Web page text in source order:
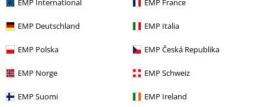
EMP International EMP France
EMP Deutschland EMP Italia
EMP Polska EMP Česká Republika
EMP Norge EMP Schweiz
EMP Suomi EMP Ireland
Onze klantenservice staat voor je klaar
middags.Meer informatie